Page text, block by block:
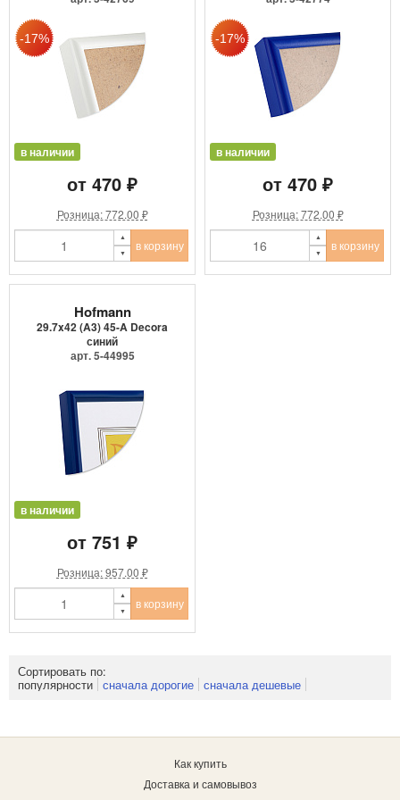
в наличии
от 470 ₽
Розница: 772.00 ₽
в корзину
в наличии
от 470 ₽
Розница: 772.00 ₽
в корзину
Hofmann
29.7x42 (A3) 45-A Decora
синий
арт. 5-44995
в наличии
от 751 ₽
Розница: 957.00 ₽
в корзину
Сортировать по:
популярности сначала дорогие сначала дешевые
Как купить
Доставка и самовывоз